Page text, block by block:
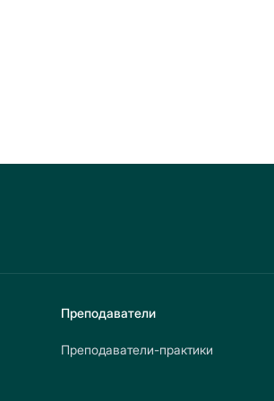
Преподаватели
Преподаватели-практики